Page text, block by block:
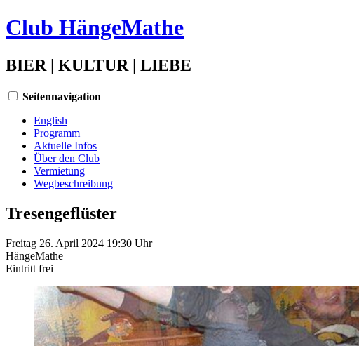
Club HängeMathe
BIER | KULTUR | LIEBE
Seitennavigation
English
Programm
Aktuelle Infos
Über den Club
Vermietung
Wegbeschreibung
Tresengeflüster
Freitag 26. April 2024 19:30 Uhr
HängeMathe
Eintritt frei